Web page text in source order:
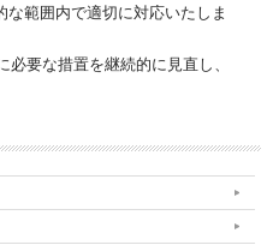
範囲内で適切に対応いたしま
要な措置を継続的に見直し、